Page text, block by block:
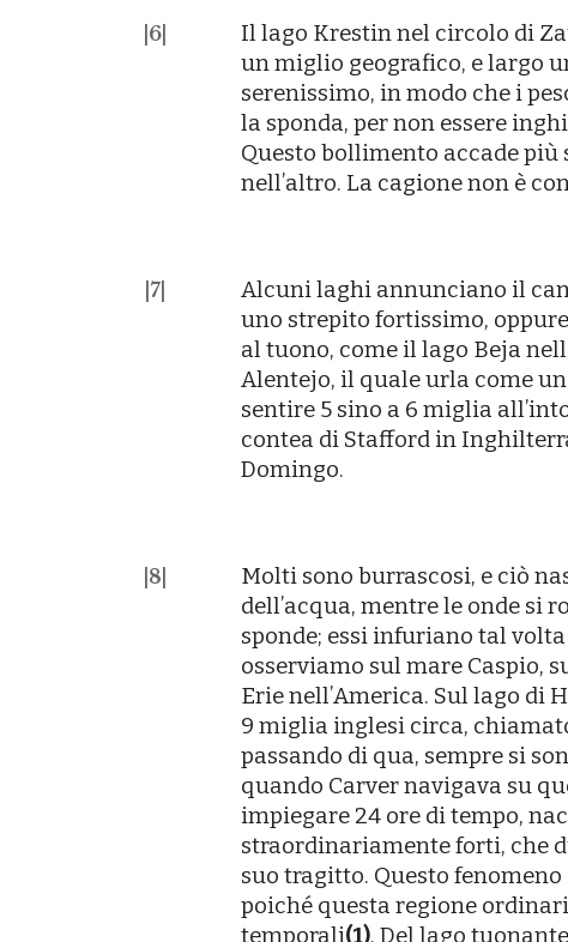
6|
Il lago Krestin nel circolo di
un miglio geografico, e largo
serenissimo, in modo che i
la sponda, per non essere
Questo bollimento accade più
nellʼaltro. La cagione non è
7|
Alcuni laghi annunciano il
uno strepito fortissimo,
al tuono, come il lago Beja
Alentejo, il quale urla come
sentire 5 sino a 6 miglia
contea di Stafford in
Domingo.
8
Molti sono burrascosi, e ciò
dellʼacqua, mentre le onde si
sponde; essi infuriano tal volta
osserviamo sul mare Caspio,
Erie nellʼAmerica. Sul lago di
9 miglia inglesi circa,
passando di qua, sempre si
quando Carver navigava su
impiegare 24 ore di tempo,
straordinariamente forti, che
suo tragitto. Questo
poiché questa regione
temporali(1). Del lago